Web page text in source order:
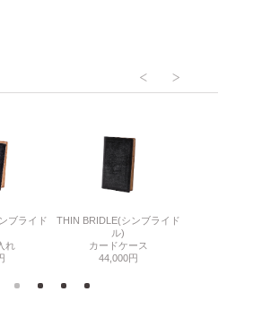
ブライド
れ
THIN BRIDLE(シンブライド
ル)
カードケース
44,000円